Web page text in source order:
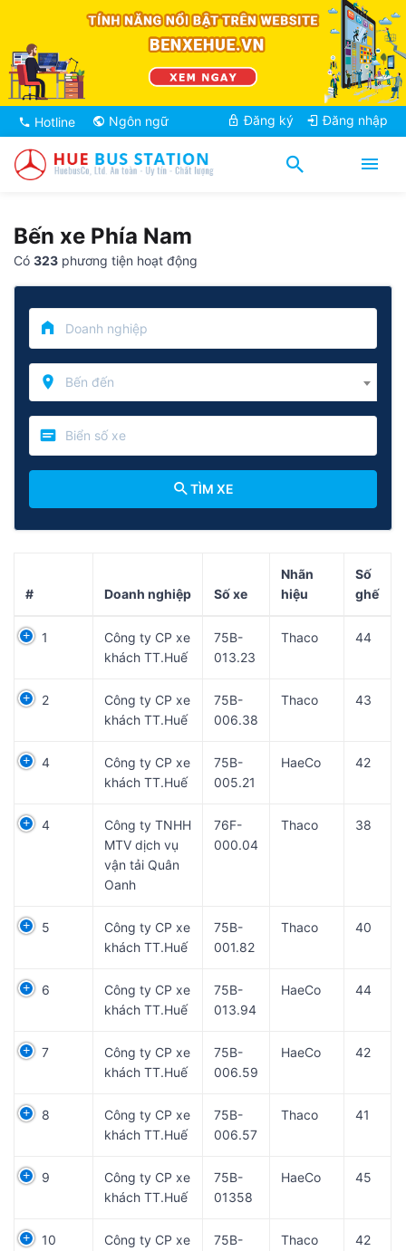
Hotline Ngôn ngữ Đăng ký Đăng nhập
Bến xe Phía Nam
Có 323 phương tiện hoạt động
Bến đến
TÌM XE
# Doanh nghiệp Số xe
Nhãn
hiệu
Số
ghế
1
Công ty CP xe
khách TT.Huế
75B-
013.23
Thaco 44
2
Công ty CP xe
khách TT.Huế
75B-
006.38
Thaco 43
4
Công ty CP xe
khách TT.Huế
75B-
005.21
HaeCo 42
4
Công ty TNHH
MTV dịch vụ
vận tải Quân
Oanh
76F-
000.04
Thaco 38
5
Công ty CP xe
khách TT.Huế
75B-
001.82
Thaco 40
6
Công ty CP xe
khách TT.Huế
75B-
013.94
HaeCo 44
7
Công ty CP xe
khách TT.Huế
75B-
006.59
HaeCo 42
8
Công ty CP xe
khách TT.Huế
75B-
006.57
Thaco 41
9
Công ty CP xe
khách TT.Huế
75B-
01358
HaeCo 45
10
Công ty CP xe
75B-
Thaco 42